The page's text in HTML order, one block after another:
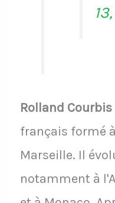
Rolland Courbis
français formé
Marseille. Il
notamment à